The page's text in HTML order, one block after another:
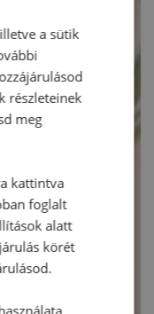
a sütik
részleteinek
meg
kattintva
foglalt
alatt
körét